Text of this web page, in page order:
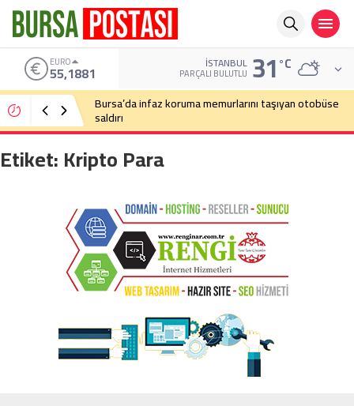
EURO
55,1881 İSTANBUL
PARÇALI BULUTLU 31°C
Bursa’da infaz koruma memurlarını taşıyan otobüse
saldırı
Etiket:Kripto Para